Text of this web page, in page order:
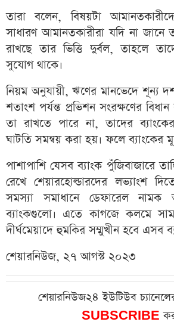
তারা বলেন, বিষয়টা
সাধারণ আমানতকারীরা যদি না জানে
রাখছে তার ভিত্তি দুর্বল, তাহলে
সুযোগ থাকে।
নিয়ম অনুযায়ী, ঋণের মানভেদে শূন্য
শতাংশ পর্যন্ত প্রভিশন সংরক্ষণের
তা রাখতে পারে না, তাদের
ঘাটতি সমন্বয় করা হয়। ফলে ব্যাংকের
পাশাপাশি যেসব ব্যাংক পুঁজিবাজারে
রেখে শেয়ারহোল্ডারদের লভ্যাংশ
সমস্যা সমাধানে ডেফারেল নামক
ব্যাংকগুলো। এতে কাগজে কলমে
দীর্ঘমেয়াদে হুমকির সম্মুখীন হবে এসব
শেয়ারনিউজ, ২৭ আগস্ট ২০২৩
শেয়ারনিউজ২৪ ইউটিউব
SUBSCRIBE